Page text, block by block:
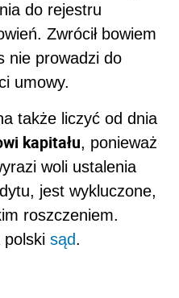
do rejestru
Zwrócił bowiem
nie prowadzi do
umowy.
także liczyć od dnia
kapitału, ponieważ
woli ustalenia
jest wykluczone,
roszczeniem.
polski sąd.